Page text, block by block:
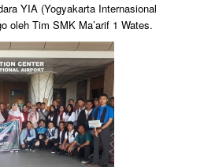
YIA (Yogyakarta Internasional
oleh Tim SMK Ma’arif 1 Wates.